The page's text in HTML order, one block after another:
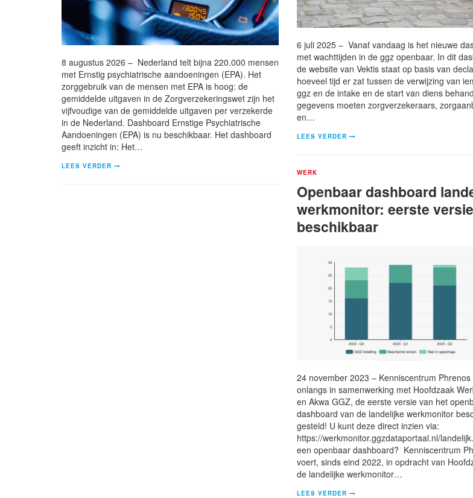
8 augustus 2026 – Nederland telt bijna 220.000 mensen
met Ernstig psychiatrische aandoeningen (EPA). Het
zorggebruik van de mensen met EPA is hoog: de
gemiddelde uitgaven in de Zorgverzekeringswet zijn het
vijfvoudige van de gemiddelde uitgaven per verzekerde
in de Nederland. Dashboard Ernstige Psychiatrische
Aandoeningen (EPA) is nu beschikbaar. Het dashboard
geeft inzicht in: Het…
LEES VERDER
6 juli 2025 – Vanaf vandaag is het nieuwe
met wachttijden in de ggz openbaar. In dit
de website van Vektis staat op basis van
hoeveel tijd er zat tussen de verwijzing van
ggz en de intake en de start van diens
gegevens moeten zorgverzekeraars,
en…
LEES VERDER
WERK
Openbaar dashboard
werkmonitor: eerste versie
beschikbaar
24 november 2023 – Kenniscentrum
onlangs in samenwerking met Hoofdzaak
en Akwa GGZ, de eerste versie van het
dashboard van de landelijke werkmonitor
gesteld! U kunt deze direct inzien via:
https://werkmonitor.ggzdataportaal.nl/
een openbaar dashboard? Kenniscentrum
voert, sinds eind 2022, in opdracht van
de landelijke werkmonitor…
LEES VERDER